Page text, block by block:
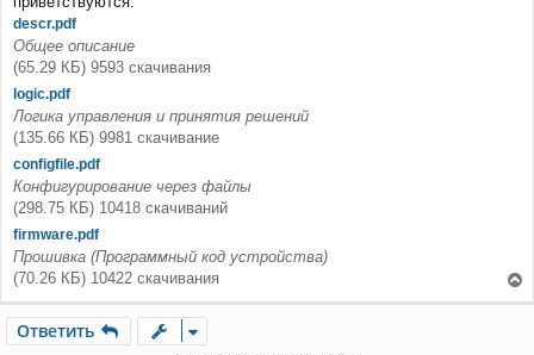
б
щ
е
и
е
descr.pdf
Общее описание
(65.29 КБ) 9593 скачивания
logic.pdf
Логика управления и принятия решений
(135.66 КБ) 9981 скачивание
configfile.pdf
Конфигурирование через файлы
(298.75 КБ) 10418 скачиваний
firmware.pdf
Прошивка (Программный код устройства)
(70.26 КБ) 10422 скачивания
е
Ответить
Ответить